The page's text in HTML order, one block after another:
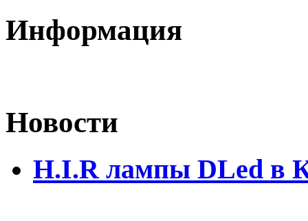
Информация
Новости
H.I.R лампы DLed в